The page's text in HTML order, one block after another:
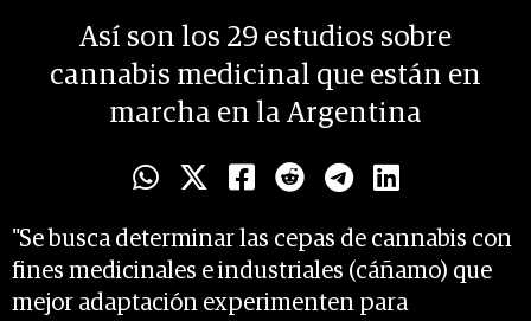
Así son los 29 estudios sobre
cannabis medicinal que están en
marcha en la Argentina
"Se busca determinar las cepas de cannabis con
fines medicinales e industriales (cáñamo) que
mejor adaptación experimenten para